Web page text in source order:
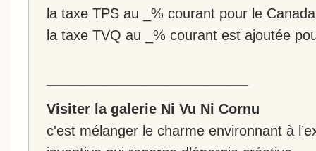
la taxe TPS au _% courant pour le
la taxe TVQ au _% courant est ajoutée
Visiter la galerie Ni Vu Ni Cornu
c'est mélanger le charme environnant à